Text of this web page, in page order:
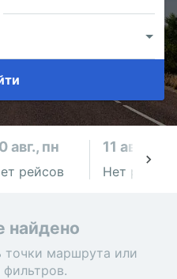
авг., пн
рейсов
11 авг., вт
Нет рейсов
найдено
точки маршрута или